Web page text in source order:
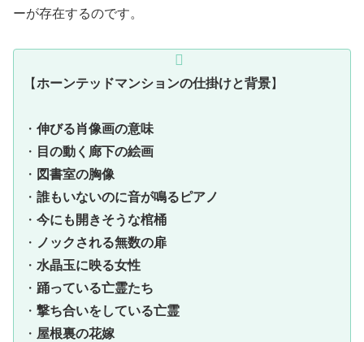
ーが存在するのです。
【ホーンテッドマンションの仕掛けと背景】
・ 伸びる肖像画の意味
・ 目の動く廊下の絵画
・ 図書室の胸像
・ 誰もいないのに音が鳴るピアノ
・ 今にも開きそうな棺桶
・ ノックされる無数の扉
・ 水晶玉に映る女性
・ 踊っている亡霊たち
・ 撃ち合いをしている亡霊
・ 屋根裏の花嫁